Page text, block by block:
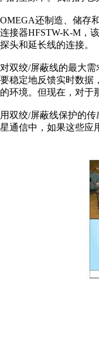
OMEGA还制造、储存
连接器HFSTW-K-M，
探头和延长线的连接。
对双绞/屏蔽线的最大
要稳定地反馈实时数据
的环境。但现在，对于
用双绞/屏蔽线保护的
星通信中，如果这些应